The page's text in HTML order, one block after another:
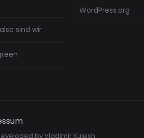
sind wir
WordPress.org
byVladimir Kulesh